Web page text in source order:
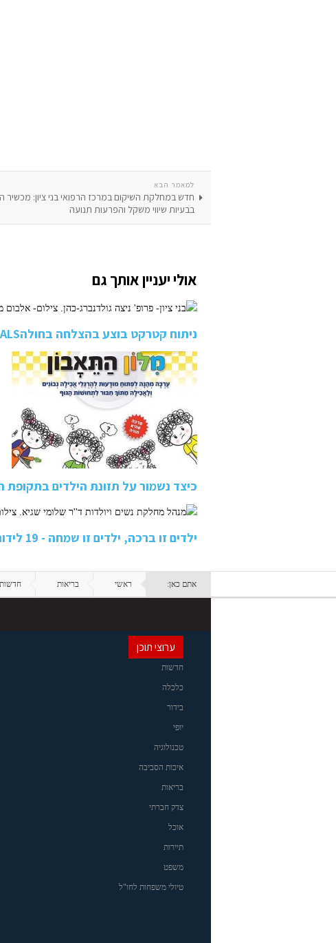
למאמר הבא
חדש במחלקת השיקום במרכז הרפואי בני ציון: מכשיר
בבעיות שיווי משקל והפרעות תנועה
אולי יעניין אותך גם
ניתוח קטרקט בוצע בהצלחה בחולהALS במחלקת עיניים במרכז…
כיצד נשמור על תזונת הילדים בתקופת
ילדים זו ברכה, ילדים זו שמחה - 19 לידות ביום אחד בחדרי…
אתם כאן: ראשי בריאות
ערוצי תוכן
חדשות
כלכלה
בידור
יופי
טכנולוגיה
איכות הסביבה
בריאות
צדק חברתי
אוכל
תיירות
משפט
טיולי משפחות לחו"ל